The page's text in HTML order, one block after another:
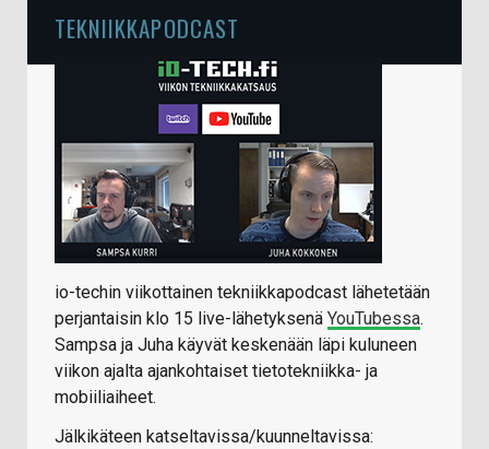
TEKNIIKKAPODCAST
io-techin viikottainen tekniikkapodcast lähetetään
perjantaisin klo 15 live-lähetyksenä YouTubessa.
Sampsa ja Juha käyvät keskenään läpi kuluneen
viikon ajalta ajankohtaiset tietotekniikka- ja
mobiiliaiheet.
Jälkikäteen katseltavissa/kuunneltavissa: